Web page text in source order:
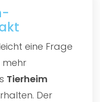
eine Frage
Tierheim
Der